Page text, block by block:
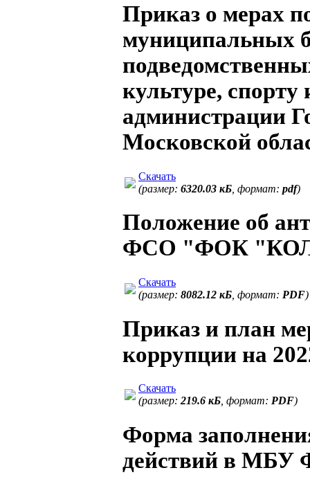
Приказ о мерах
муниципальных
культуре,
администрации
Московской
Скачать
(размер: 6320.03 кБ , формат: pdf)
Положение об
ФСО "ФОК
Скачать
(размер: 8082.12 кБ , формат: PDF)
Приказ и план
коррупции на
Скачать
(размер:219.6 кБ, формат: PDF)
Форма
действий в